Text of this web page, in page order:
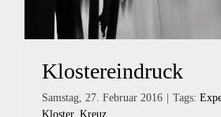
Klostereindruck
Samstag, 27. Februar 2016 Tags:
Kloster, Kreuz